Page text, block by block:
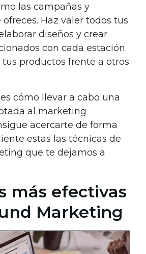
las campañas y
Haz valer todos tus
diseños y crear
con cada estación.
tus productos frente a otros
cómo llevar a cabo una
al marketing
acercarte de forma
estas las técnicas de
que te dejamos a
más efectivas
Marketing